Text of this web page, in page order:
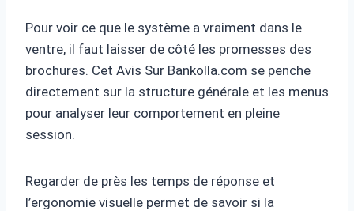
Pour voir ce que le système a vraiment dans le
ventre, il faut laisser de côté les promesses des
brochures. Cet Avis Sur Bankolla.com se penche
directement sur la structure générale et les menus
pour analyser leur comportement en pleine
session.
Regarder de près les temps de réponse et
l’ergonomie visuelle permet de savoir si la